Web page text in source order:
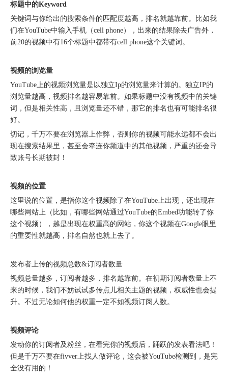
北京站收官｜在LinkedIn总部聊透出海，下一站深圳微软，更多精彩在路上
标题中的Keyword
关键词与你给出的搜索条件的匹配度越高，排名就越靠前。比如我
们在YouTube中输入手机（cell phone），出来的结果除去广告外，
前20的视频中有16个标题中都带有cell phone这个关键词。
视频的浏览量
YouTube上的视频浏览量是以独立Ip的浏览量来计算的。独立IP的
浏览量越高，视频排名越容易靠前。如果标题中没有视频中的关键
词，但是相关性高，且浏览量还不错，那它的排名也有可能排名很
好。
切记，千万不要在浏览器上作弊，否则你的视频可能永远都不会出
现在搜索结果里，甚至会牵连你频道中的其他视频，严重的还会导
致账号长期被封！
视频的位置
这里说的位置，是指你这个视频除了在YouTube上出现，还出现在
哪些网站上（比如，有哪些网站通过YouTube的Embed功能转了你
这个视频），越是出现在权重高的网站，你这个视频在Google眼里
的重要性就越高，排名自然也就上去了。
发布者上传的视频总数&订阅者数量
视频总量越多，订阅者越多，排名越靠前。在初期订阅者数量上不
来的时候，我们不妨试试多传点儿相关主题的视频，权威性也会提
升。不过无论如何他的权重一定不如视频订阅人数。
视频评论
发动你的订阅者及粉丝，在看完你的视频后，踊跃的发表看法吧！
但是千万不要在fivver上找人做评论，这会被YouTube检测到，是完
全没有用的！